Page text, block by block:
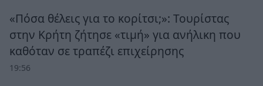
«Πόσα θέλεις για το κορίτσι;»: Τουρίστας
στην Κρήτη ζήτησε «τιμή» για ανήλικη που
καθόταν σε τραπέζι επιχείρησης
19:56